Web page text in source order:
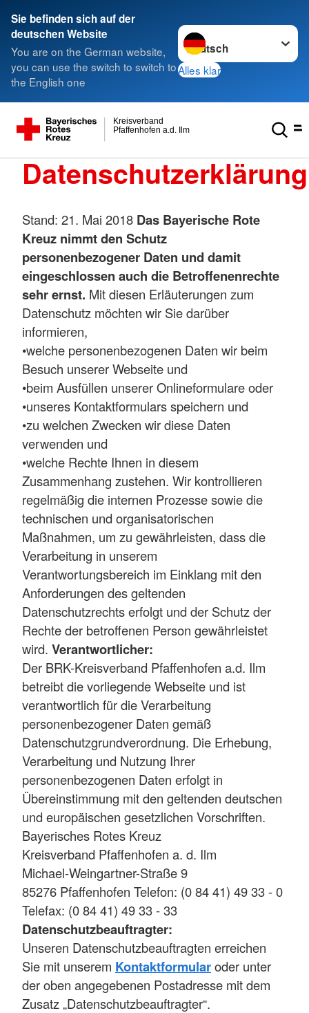
Sie befinden sich auf der
deutschen Website
You are on the German website,
you can use the switch to switch to
the English one
Sprache wechseln zu
Alles klar
Pfaffenhofen a.d. Ilm
Kreisverband
Datenschutzerklärung
Stand: 21. Mai 2018 Das Bayerische Rote
Kreuz nimmt den Schutz
personenbezogener Daten und damit
eingeschlossen auch die Betroffenenrechte
sehr ernst. Mit diesen Erläuterungen zum
Datenschutz möchten wir Sie darüber
informieren,
•welche personenbezogenen Daten wir beim
Besuch unserer Webseite und
•beim Ausfüllen unserer Onlineformulare oder
•unseres Kontaktformulars speichern und
•zu welchen Zwecken wir diese Daten
verwenden und
•welche Rechte Ihnen in diesem
Zusammenhang zustehen. Wir kontrollieren
regelmäßig die internen Prozesse sowie die
technischen und organisatorischen
Maßnahmen, um zu gewährleisten, dass die
Verarbeitung in unserem
Verantwortungsbereich im Einklang mit den
Anforderungen des geltenden
Datenschutzrechts erfolgt und der Schutz der
Rechte der betroffenen Person gewährleistet
wird. Verantwortlicher:
Der BRK-Kreisverband Pfaffenhofen a.d. Ilm
betreibt die vorliegende Webseite und ist
verantwortlich für die Verarbeitung
personenbezogener Daten gemäß
Datenschutzgrundverordnung. Die Erhebung,
Verarbeitung und Nutzung Ihrer
personenbezogenen Daten erfolgt in
Übereinstimmung mit den geltenden deutschen
und europäischen gesetzlichen Vorschriften.
Bayerisches Rotes Kreuz
Kreisverband Pfaffenhofen a. d. Ilm
Michael-Weingartner-Straße 9
85276 Pfaffenhofen Telefon: (0 84 41) 49 33 - 0
Telefax: (0 84 41) 49 33 - 33
Datenschutzbeauftragter:
Unseren Datenschutzbeauftragten erreichen
Sie mit unserem Kontaktformularoder unter
der oben angegebenen Postadresse mit dem
Zusatz „Datenschutzbeauftragter“.